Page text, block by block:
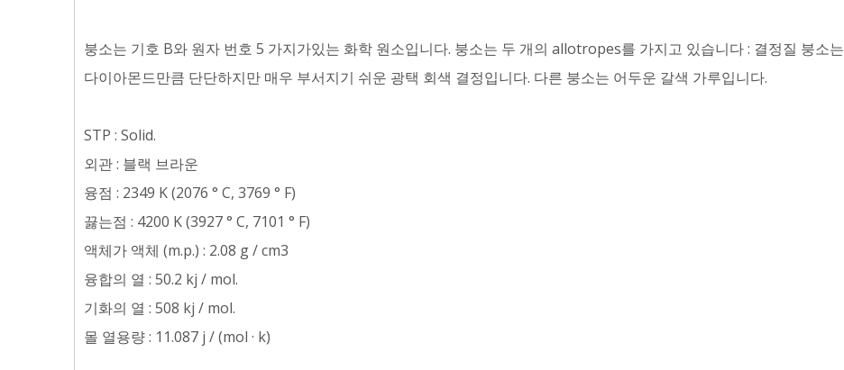
붕소는 기호 B와 원자 번호 5 가지가있는 화학 원소입니다. 붕소는 두 개의 allotropes를 가지고 있습니다 : 결정질 붕소는
다이아몬드만큼 단단하지만 매우 부서지기 쉬운 광택 회색 결정입니다. 다른 붕소는 어두운 갈색 가루입니다.
STP : Solid.
외관 : 블랙 브라운
융점 : 2349 K (2076 ° C, 3769 ° F)
끓는점 : 4200 K (3927 ° C, 7101 ° F)
액체가 액체 (m.p.) : 2.08 g / cm3
융합의 열 : 50.2 kj / mol.
기화의 열 : 508 kj / mol.
몰 열용량 : 11.087 j / (mol · k)